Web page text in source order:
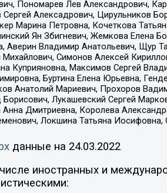
Пономарев Лев Александрович,
Алексадрович, Цирульников
Марина Петровна, Кочеткова
Ян Збигневич, Жемкова Елена
Аверин Владимир Анатольевич, Щур
Симонов Алексей
Куприяновна, Максимов Сергей
Буртина Елена Юрьевна,
Анатолий Мариевич, Прохоров
Лукашевский Сергей
Дмитриевна, Королева
Локшина Татьяна
данные на 24.03.2022
иностранных и